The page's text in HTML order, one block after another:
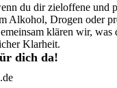
du dir zieloffene und
Alkohol, Drogen oder
klären wir, was
Klarheit.
dich da!